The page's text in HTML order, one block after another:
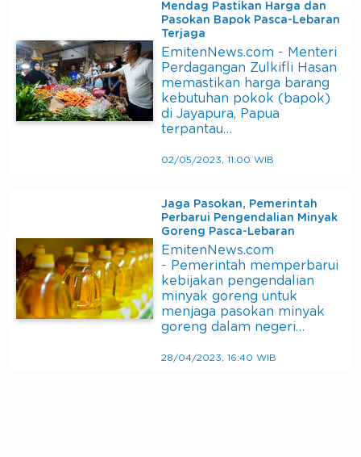
Mendag Pastikan Harga dan
Pasokan Bapok Pasca-Lebaran
Terjaga
EmitenNews.com - Menteri
Perdagangan Zulkifli Hasan
memastikan harga barang
kebutuhan pokok (bapok)
di Jayapura, Papua
terpantau…
02/05/2023, 11:00 WIB
Jaga Pasokan, Pemerintah
Perbarui Pengendalian Minyak
Goreng Pasca-Lebaran
EmitenNews.com
- Pemerintah memperbarui
kebijakan pengendalian
minyak goreng untuk
menjaga pasokan minyak
goreng dalam negeri…
28/04/2023, 16:40 WIB